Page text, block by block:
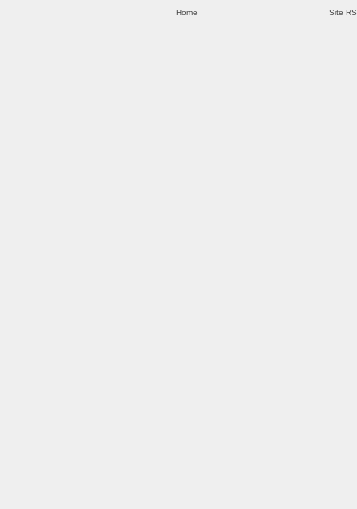
Home Site